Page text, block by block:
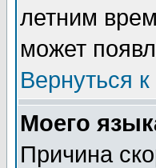
летним
может
Вернуться
Моего
Причина